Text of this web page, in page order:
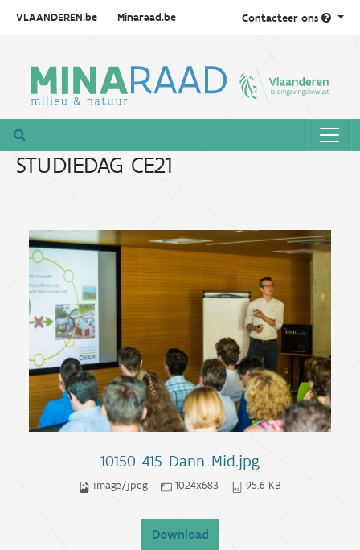
VLAANDEREN.be Minaraad.be Contacteer ons
STUDIEDAG CE21
10150_415_Dann_Mid.jpg
image/jpeg 1024x683 95.6 KB
Download